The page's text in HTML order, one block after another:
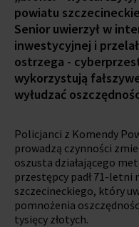
powiatu
Senior uwierzył w
inwestycyjnej i
ostrzega -
wykorzystują
wyłudzać
Policjanci z Komendy
prowadzą czynności
oszusta działającego
przestępcy padł 71-letni
szczecineckiego, który
pomnożenia
tysięcy złotych.